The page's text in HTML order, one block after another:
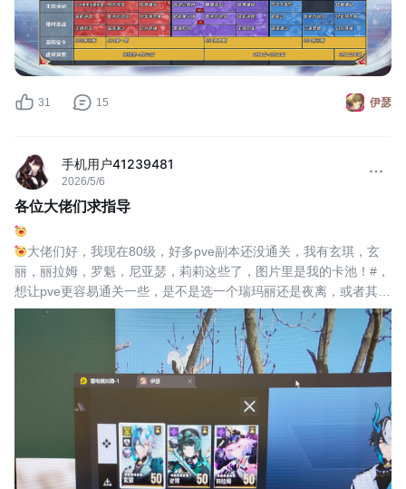
伊瑟
31 15
手机用户41239481
2026/5/6
各位大佬们求指导
大佬们好，我现在80级，好多pve副本还没通关，我有玄琪，玄
丽，丽拉姆，罗魁，尼亚瑟，莉莉这些了，图片里是我的卡池！#，
想让pve更容易通关一些，是不是选一个瑞玛丽还是夜离，或者其他
的
#伊瑟 #伊瑟ss4赛季龙霆破晓 #伊瑟国服